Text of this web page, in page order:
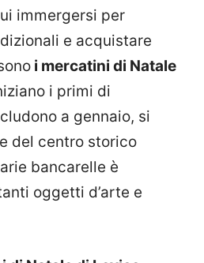
immergersi per
e acquistare
i mercatini di Natale
i primi di
a gennaio, si
del centro storico
bancarelle è
oggetti d’arte e